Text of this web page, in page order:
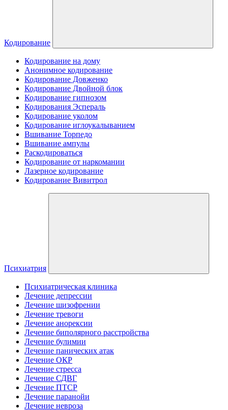
Кодирование
Кодирование на дому
Анонимное кодирование
Кодирование Довженко
Кодирование Двойной блок
Кодирование гипнозом
Кодирования Эспераль
Кодирование уколом
Кодирование иглоукалыванием
Вшивание Торпедо
Вшивание ампулы
Раскодироваться
Кодирование от наркомании
Лазерное кодирование
Кодирование Вивитрол
Психиатрия
Психиатрическая клиника
Лечение депрессии
Лечение шизофрении
Лечение тревоги
Лечение анорексии
Лечение биполярного расстройства
Лечение булимии
Лечение панических атак
Лечение ОКР
Лечение стресса
Лечение СДВГ
Лечение ПТСР
Лечение паранойи
Лечение невроза